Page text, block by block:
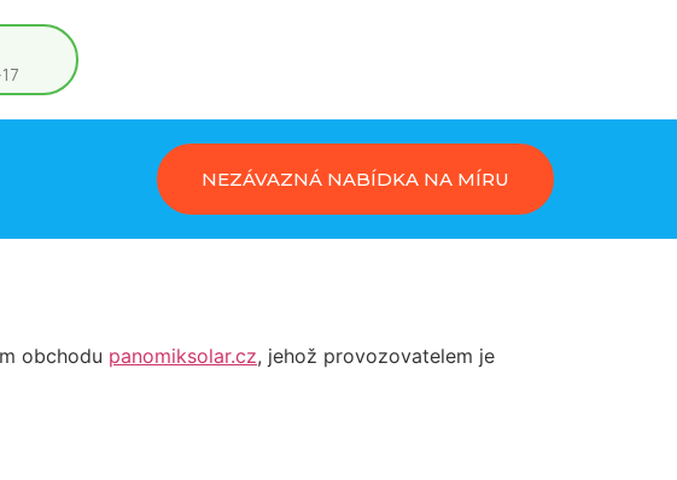
NEZÁVAZNÁ NABÍDKA NA MÍRU
obchodu panomiksolar.cz, jehož provozovatelem je